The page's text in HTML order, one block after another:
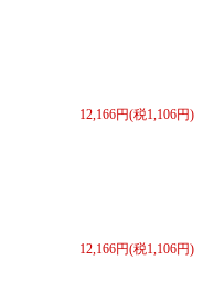
12,166円(税1,106円)
12,166円(税1,106円)